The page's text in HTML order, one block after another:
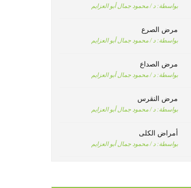
بواسطة:د / محمود جمال أبو العزايم
مرض الصرع
بواسطة:د / محمود جمال أبو العزايم
مرض الصداع
بواسطة:د / محمود جمال أبو العزايم
مرض النقرس
بواسطة:د / محمود جمال أبو العزايم
أمراض الكلى
بواسطة:د / محمود جمال أبو العزايم